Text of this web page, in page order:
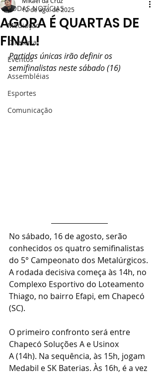
TODAS NOTÍCIAS
Mediação
Diretoria
Eventos
Assembléias
Esportes
Comunicação
AGORA É QUARTAS DE
FINAL!
12 de ago. de 2025
Partidas únicas irão definir os
semifinalistas neste sábado (16)
No sábado, 16 de agosto, serão
conhecidos os quatro semifinalistas
do 5° Campeonato dos Metalúrgicos.
A rodada decisiva começa às 14h, no
Complexo Esportivo do Loteamento
Thiago, no bairro Efapi, em Chapecó
(SC).
O primeiro confronto será entre
Chapecó Soluções A e Usinox
A (14h). Na sequência, às 15h, jogam
Medabil e SK Baterias. Às 16h, é a vez